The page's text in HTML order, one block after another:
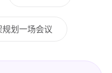
规划一场会议